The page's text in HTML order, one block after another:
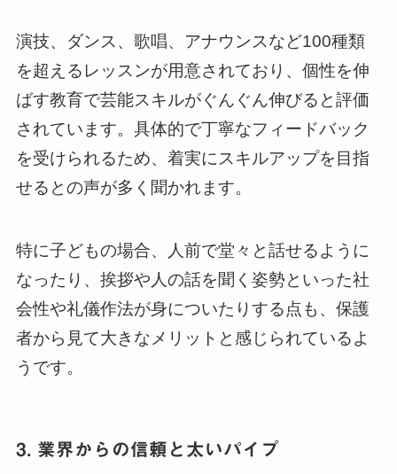
演技、ダンス、歌唱、アナウンスなど100種類
を超えるレッスンが用意されており、個性を伸
ばす教育で芸能スキルがぐんぐん伸びると評価
されています。具体的で丁寧なフィードバック
を受けられるため、着実にスキルアップを目指
せるとの声が多く聞かれます。
特に子どもの場合、人前で堂々と話せるように
なったり、挨拶や人の話を聞く姿勢といった社
会性や礼儀作法が身についたりする点も、保護
者から見て大きなメリットと感じられているよ
うです。
3. 業界からの信頼と太いパイプ